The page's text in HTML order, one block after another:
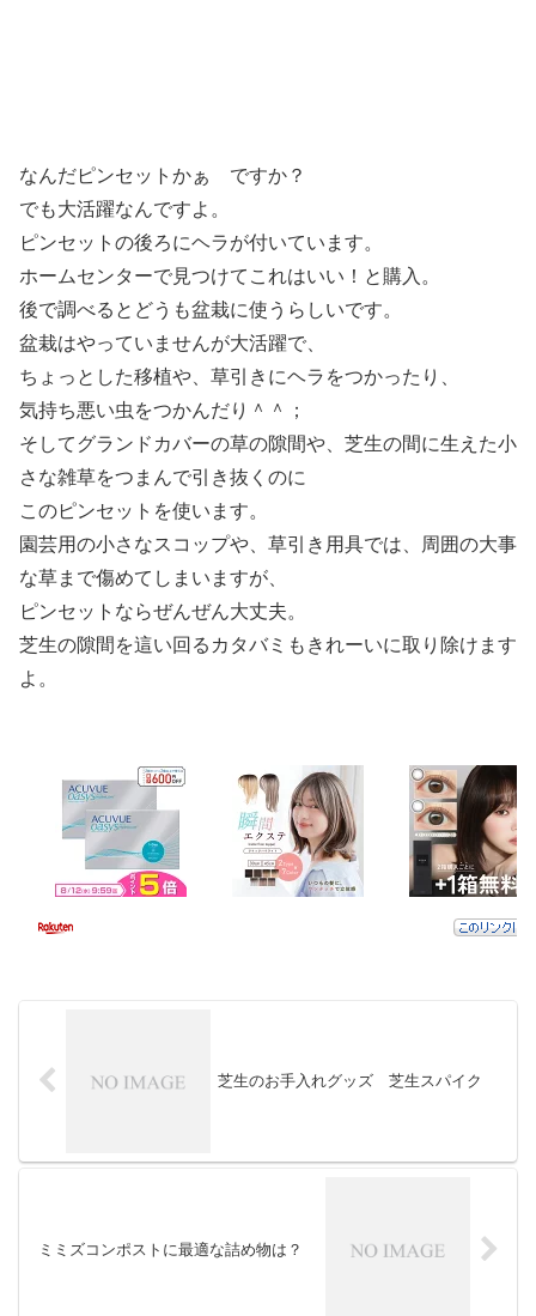
なんだピンセットかぁ ですか？
でも大活躍なんですよ。
ピンセットの後ろにヘラが付いています。
ホームセンターで見つけてこれはいい！と購入。
後で調べるとどうも盆栽に使うらしいです。
盆栽はやっていませんが大活躍で、
ちょっとした移植や、草引きにヘラをつかったり、
気持ち悪い虫をつかんだり＾＾；
そしてグランドカバーの草の隙間や、芝生の間に生えた小
さな雑草をつまんで引き抜くのに
このピンセットを使います。
園芸用の小さなスコップや、草引き用具では、周囲の大事
な草まで傷めてしまいますが、
ピンセットならぜんぜん大丈夫。
芝生の隙間を這い回るカタバミもきれーいに取り除けます
よ。
芝生のお手入れグッズ 芝生スパイク
ミミズコンポストに最適な詰め物は？